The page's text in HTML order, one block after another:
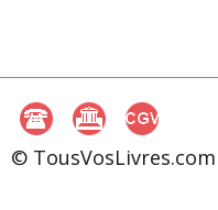
© TousVosLivres.com